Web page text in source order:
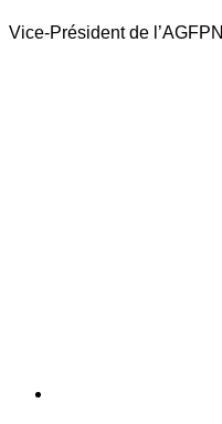
Vice-Président de l’AGFPN